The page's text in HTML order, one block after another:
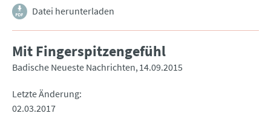
Datei herunterladen
Mit Fingerspitzengefühl
Badische Neueste Nachrichten 14.09.2015
Letzte Änderung
02.03.2017